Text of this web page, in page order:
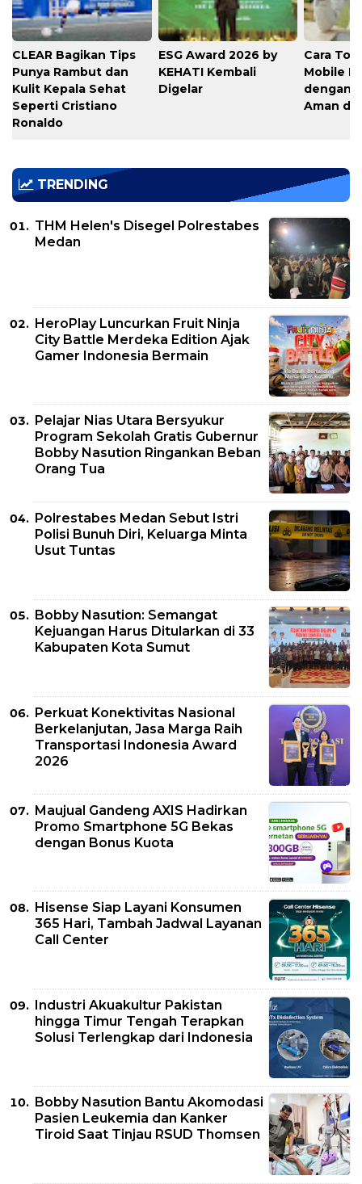
CLEAR Bagikan Tips
Punya Rambut dan
Kulit Kepala Sehat
Seperti Cristiano
Ronaldo
ESG Award 2026 by
KEHATI Kembali
Digelar
Cara
Mobile
dengan
Aman di
TRENDING
THM Helen's Disegel Polrestabes
Medan
HeroPlay Luncurkan Fruit Ninja
City Battle Merdeka Edition Ajak
Gamer Indonesia Bermain
Pelajar Nias Utara Bersyukur
Program Sekolah Gratis Gubernur
Bobby Nasution Ringankan Beban
Orang Tua
Polrestabes Medan Sebut Istri
Polisi Bunuh Diri, Keluarga Minta
Usut Tuntas
Bobby Nasution: Semangat
Kejuangan Harus Ditularkan di 33
Kabupaten Kota Sumut
Perkuat Konektivitas Nasional
Berkelanjutan, Jasa Marga Raih
Transportasi Indonesia Award
2026
Maujual Gandeng AXIS Hadirkan
Promo Smartphone 5G Bekas
dengan Bonus Kuota
Hisense Siap Layani Konsumen
365 Hari, Tambah Jadwal Layanan
Call Center
Industri Akuakultur Pakistan
hingga Timur Tengah Terapkan
Solusi Terlengkap dari Indonesia
Bobby Nasution Bantu Akomodasi
Pasien Leukemia dan Kanker
Tiroid Saat Tinjau RSUD Thomsen